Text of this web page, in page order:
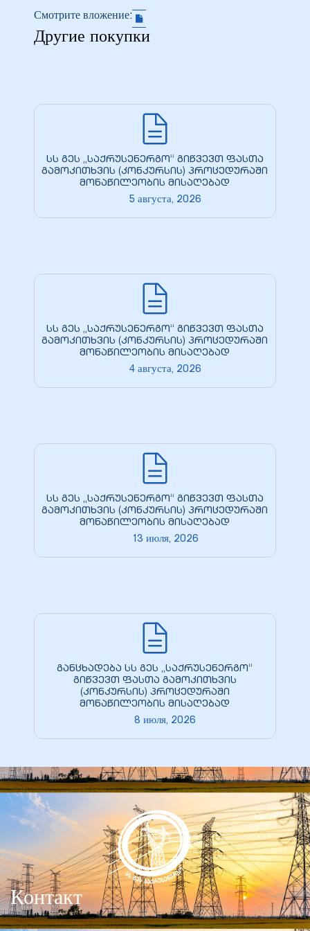
Смотрите вложение:
Другие покупки
სს გეს „საქრუსენერგო“ გიწვევთ ფასთა
გამოკითხვის (კონკურსის) პროცედურაში
მონაწილეობის მისაღებად
5 августа, 2026
სს გეს „საქრუსენერგო“ გიწვევთ ფასთა
გამოკითხვის (კონკურსის) პროცედურაში
მონაწილეობის მისაღებად
4 августа, 2026
სს გეს „საქრუსენერგო“ გიწვევთ ფასთა
გამოკითხვის (კონკურსის) პროცედურაში
მონაწილეობის მისაღებად
13 июля, 2026
განცხადება სს გეს „საქრუსენერგო“
გიწვევთ ფასთა გამოკითხვის
(კონკურსის) პროცედურაში
მონაწილეობის მისაღებად
8 июля, 2026
Контакт
кВ
кВ